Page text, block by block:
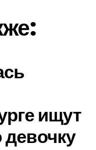
ищут